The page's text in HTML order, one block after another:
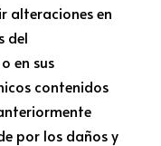
alteraciones en
del
en sus
contenidos
por los daños y